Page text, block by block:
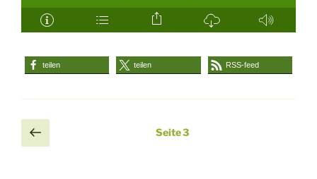
teilen teilen RSS-feed
Seitennummerierung
der
Vorherige
Seite
Seite3